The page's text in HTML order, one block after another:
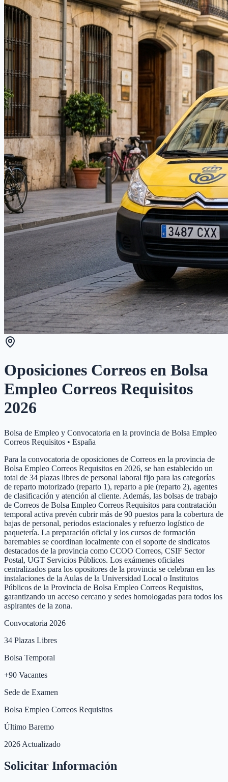
Oposiciones Correos en Bolsa
Empleo Correos Requisitos
2026
Bolsa de Empleo y Convocatoria en la provincia de Bolsa Empleo
Correos Requisitos • España
Para la convocatoria de oposiciones de Correos en la provincia de
Bolsa Empleo Correos Requisitos en 2026, se han establecido un
total de 34 plazas libres de personal laboral fijo para las categorías
de reparto motorizado (reparto 1), reparto a pie (reparto 2), agentes
de clasificación y atención al cliente. Además, las bolsas de trabajo
de Correos de Bolsa Empleo Correos Requisitos para contratación
temporal activa prevén cubrir más de 90 puestos para la cobertura de
bajas de personal, periodos estacionales y refuerzo logístico de
paquetería. La preparación oficial y los cursos de formación
baremables se coordinan localmente con el soporte de sindicatos
destacados de la provincia como CCOO Correos, CSIF Sector
Postal, UGT Servicios Públicos. Los exámenes oficiales
centralizados para los opositores de la provincia se celebran en las
instalaciones de la Aulas de la Universidad Local o Institutos
Públicos de la Provincia de Bolsa Empleo Correos Requisitos,
garantizando un acceso cercano y sedes homologadas para todos los
aspirantes de la zona.
Convocatoria 2026
34 Plazas Libres
Bolsa Temporal
+90 Vacantes
Sede de Examen
Bolsa Empleo Correos Requisitos
Último Baremo
2026 Actualizado
Solicitar Información